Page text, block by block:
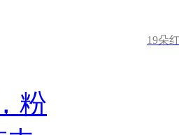
19朵